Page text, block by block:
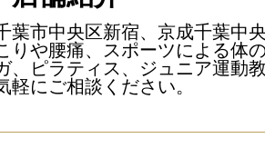
葉市中央区新宿、京成千葉中
りや腰痛、スポーツによる体
、ピラティス、ジュニア運動
軽にご相談ください。